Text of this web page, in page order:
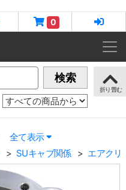
0
検索
全て表示
SUキャブ関係 エアクリ